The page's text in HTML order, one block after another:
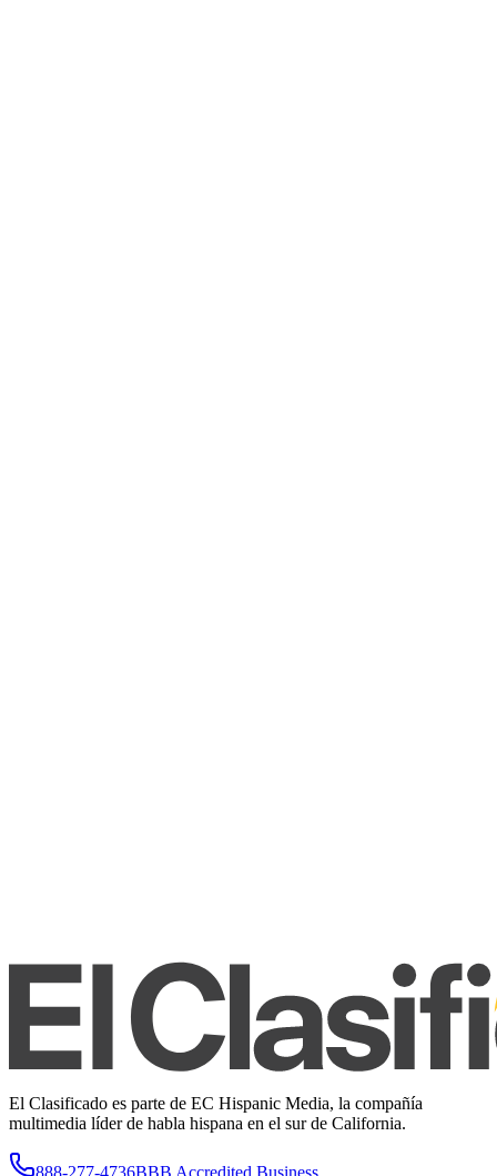
El Clasificado es parte de EC Hispanic Media, la compañía
multimedia líder de habla hispana en el sur de California.
888-277-4736BBB Accredited Business